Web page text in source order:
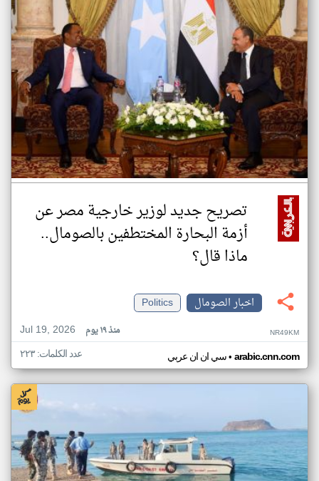
تصريح جديد لوزير خارجية مصر عن
أزمة البحارة المختطفين بالصومال..
ماذا قال؟
اخبار الصومال
Politics
Jul 19, 2026
منذ ١٩ يوم NR49KM
سي ان ان عربي• arabic.cnn.com عدد الكلمات: ٢٢٣